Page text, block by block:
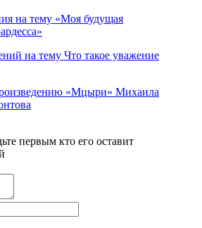
на тему «Моя будущая
на тему Что такое уважение
«Мцыри» Михаила
первым кто его оставит